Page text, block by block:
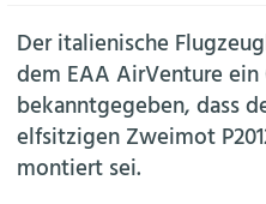
HELIKOPTER
BERUFE
AERO-KULTUR
Der italienische
dem EAA AirVenture ein
bekanntgegeben, dass
elfsitzigen Zweimot
montiert sei.